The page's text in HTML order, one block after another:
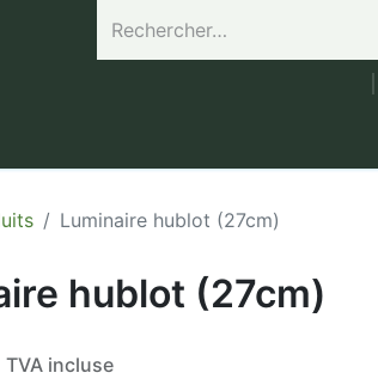
Luminaire hublot (27cm)
hublot (27cm)
TVA incluse